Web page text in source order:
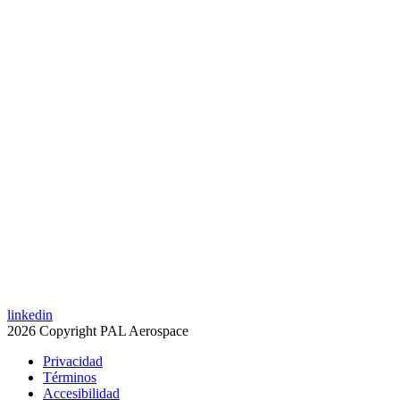
linkedin
2026 Copyright PAL Aerospace
Privacidad
Términos
Accesibilidad